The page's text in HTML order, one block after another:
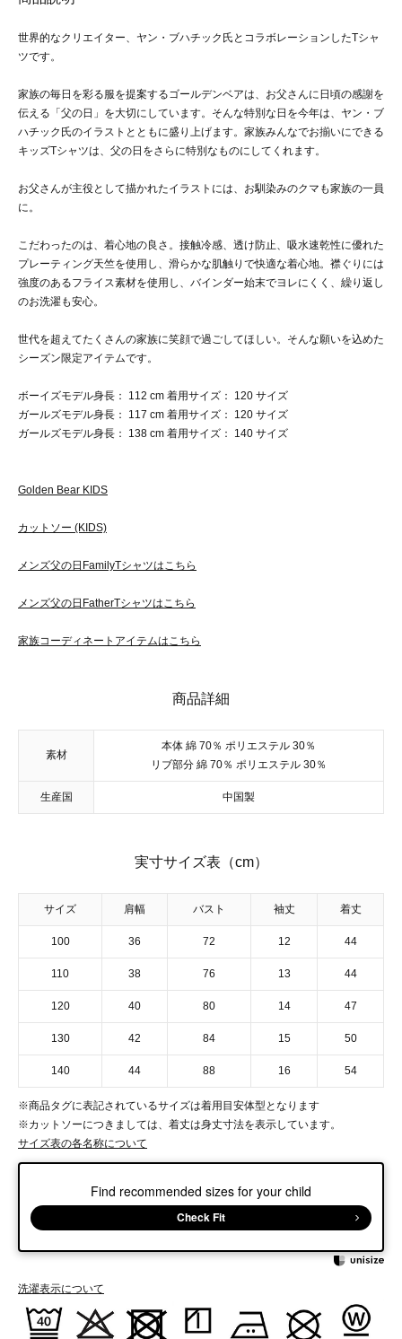
世界的なクリエイター、ヤン・ブハチック氏とコラボレーションしたTシャ
ツです。
家族の毎日を彩る服を提案するゴールデンベアは、お父さんに日頃の感謝を
伝える「父の日」を大切にしています。そんな特別な日を今年は、ヤン・ブ
ハチック氏のイラストとともに盛り上げます。家族みんなでお揃いにできる
キッズTシャツは、父の日をさらに特別なものにしてくれます。
お父さんが主役として描かれたイラストには、お馴染みのクマも家族の一員
に。
こだわったのは、着心地の良さ。接触冷感、透け防止、吸水速乾性に優れた
プレーティング天竺を使用し、滑らかな肌触りで快適な着心地。襟ぐりには
強度のあるフライス素材を使用し、バインダー始末でヨレにくく、繰り返し
のお洗濯も安心。
世代を超えてたくさんの家族に笑顔で過ごしてほしい。そんな願いを込めた
シーズン限定アイテムです。
ボーイズモデル身長： 112 cm 着用サイズ： 120 サイズ
ガールズモデル身長： 117 cm 着用サイズ： 120 サイズ
ガールズモデル身長： 138 cm 着用サイズ： 140 サイズ
Golden Bear KIDS
カットソー (KIDS)
メンズ父の日FamilyTシャツはこちら
メンズ父の日FatherTシャツはこちら
家族コーディネートアイテムはこちら
商品詳細
素材
本体 綿 70％ ポリエステル 30％
リブ部分 綿 70％ ポリエステル 30％
生産国 中国製
実寸サイズ表（cm）
サイズ 肩幅 バスト 袖丈 着丈
100 36 72 12 44
110 38 76 13 44
120 40 80 14 47
130 42 84 15 50
140 44 88 16 54
※商品タグに表記されているサイズは着用目安体型となります
※カットソーにつきましては、着丈は身丈寸法を表示しています。
サイズ表の各名称について
Find recommended sizes for your child
Check Fit
洗濯表示について